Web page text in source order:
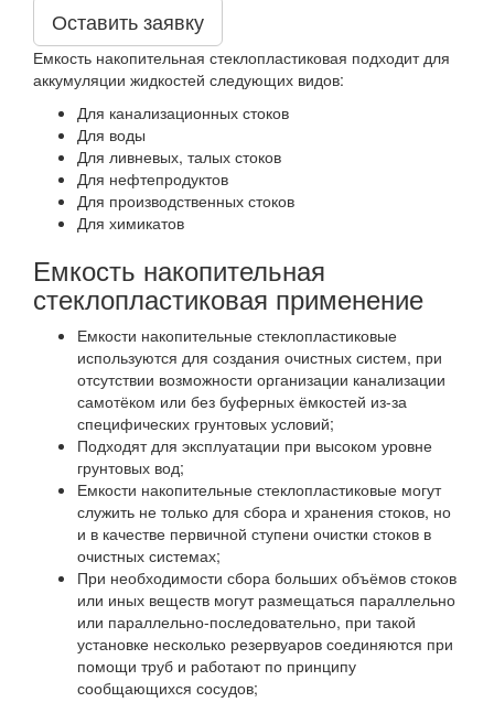
Оставить заявку
Емкость накопительная стеклопластиковая подходит для
аккумуляции жидкостей следующих видов:
Для канализационных стоков
Для воды
Для ливневых, талых стоков
Для нефтепродуктов
Для производственных стоков
Для химикатов
Емкость накопительная
стеклопластиковая применение
Емкости накопительные стеклопластиковые
используются для создания очистных систем, при
отсутствии возможности организации канализации
самотёком или без буферных ёмкостей из-за
специфических грунтовых условий;
Подходят для эксплуатации при высоком уровне
грунтовых вод;
Емкости накопительные стеклопластиковые могут
служить не только для сбора и хранения стоков, но
и в качестве первичной ступени очистки стоков в
очистных системах;
При необходимости сбора больших объёмов стоков
или иных веществ могут размещаться параллельно
или параллельно-последовательно, при такой
установке несколько резервуаров соединяются при
помощи труб и работают по принципу
сообщающихся сосудов;